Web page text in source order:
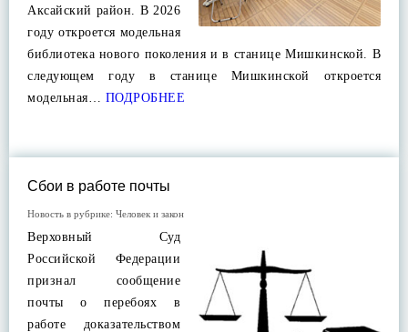
Аксайский район. В 2026
году откроется модельная
библиотека нового поколения и в станице Мишкинской. В
следующем году в станице Мишкинской откроется
модельная… ПОДРОБНЕЕ
Сбои в работе почты
Новость в рубрике: Человек и закон
Верховный Суд
Российской Федерации
признал сообщение
почты о перебоях в
работе доказательством